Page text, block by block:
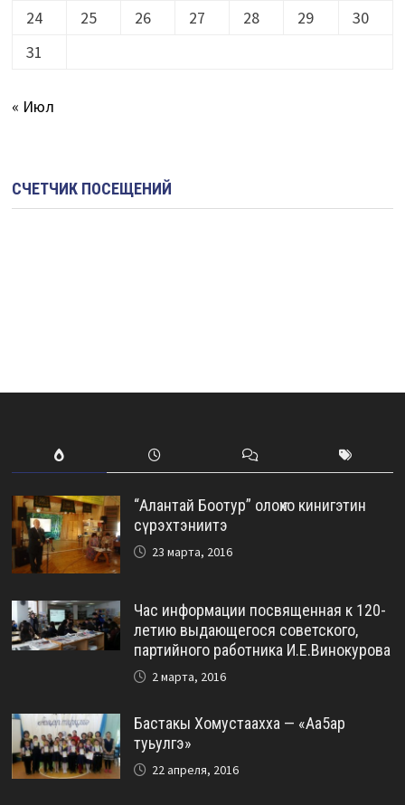
24
25 26 27 28 29
30
31
« Июл
СЧЕТЧИК ПОСЕЩЕНИЙ
“Алантай Боотур” олоҥхо кинигэтин
сүрэхтэниитэ
23 марта, 2016
Час информации посвященная к 120-
летию выдающегося советского,
партийного работника И.Е.Винокурова
2 марта, 2016
Бастакы Хомустаахха — «Аа5ар
туьулгэ»
22 апреля, 2016